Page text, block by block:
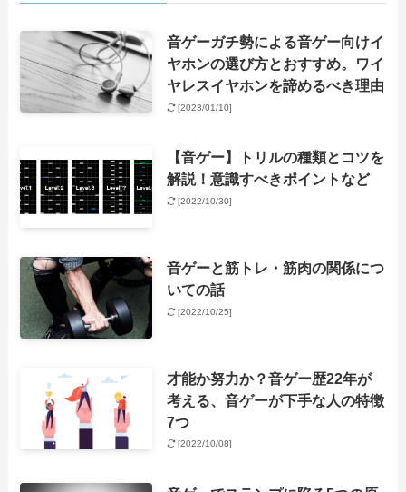
音ゲーガチ勢による音ゲー向けイ
ヤホンの選び方とおすすめ。ワイ
ヤレスイヤホンを諦めるべき理由
[2023/01/10]
【音ゲー】トリルの種類とコツを
解説！意識すべきポイントなど
[2022/10/30]
音ゲーと筋トレ・筋肉の関係につ
いての話
[2022/10/25]
才能か努力か？音ゲー歴22年が
考える、音ゲーが下手な人の特徴
7つ
[2022/10/08]